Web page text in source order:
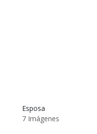
Esposa
7 Imágenes